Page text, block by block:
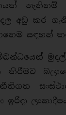
නැතිනම්
අඩු කර
සඳහන්
කිරීමට